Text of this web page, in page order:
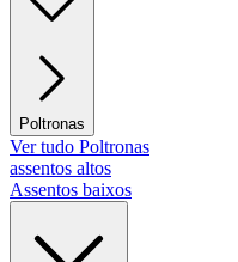
Poltronas
Ver tudo Poltronas
assentos altos
Assentos baixos